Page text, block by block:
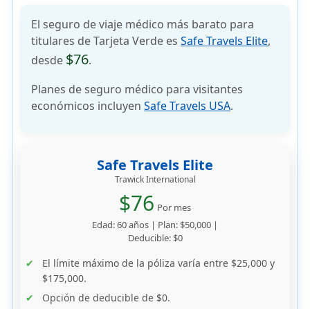
El seguro de viaje médico más barato para
titulares de Tarjeta Verde esSafe Travels Elite,
desde $76.
Planes de seguro médico para visitantes
económicos incluyenSafe Travels USA.
Safe Travels Elite
Trawick International
$76 Por mes
Edad: 60 años | Plan: $50,000 |
Deducible: $0
El límite máximo de la póliza varía entre $25,000 y
$175,000.
Opción de deducible de $0.